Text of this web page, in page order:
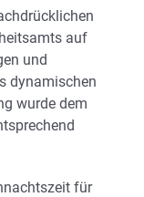
auf
und
dynamischen
wurde dem
für